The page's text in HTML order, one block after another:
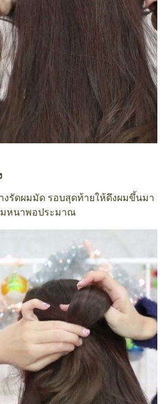
งรัดผมมัด รอบสุดท้ายให้ดึงผมขึ้นมา
มหนาพอประมาณ